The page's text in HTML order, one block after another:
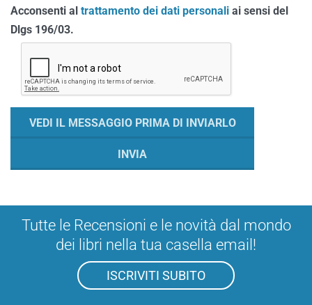
Acconsenti al trattamento dei dati personali ai sensi del
Dlgs 196/03.
Tutte le Recensioni e le novità dal mondo
dei libri nella tua casella email!
ISCRIVITI SUBITO